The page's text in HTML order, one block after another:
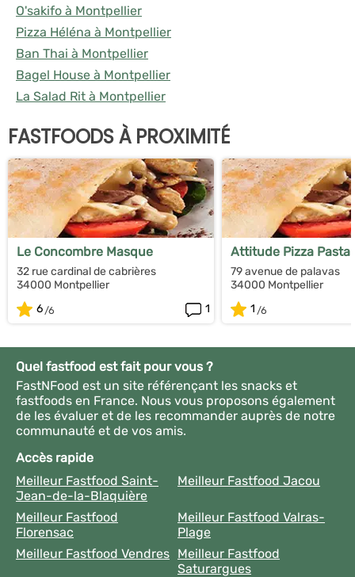
O'sakifo à Montpellier
Pizza Héléna à Montpellier
Ban Thai à Montpellier
Bagel House à Montpellier
La Salad Rit à Montpellier
FASTFOODS À PROXIMITÉ
Le Concombre Masque
32 rue cardinal de cabrières
34000 Montpellier
6
1
Attitude Pizza Pasta
79 avenue de palavas
34000 Montpellier
1
Quel fastfood est fait pour vous ?
FastNFood est un site référençant les snacks et
fastfoods en France. Nous vous proposons également
de les évaluer et de les recommander auprès de notre
communauté et de vos amis.
Accès rapide
Meilleur Fastfood Saint-
Jean-de-la-Blaquière
Meilleur Fastfood Jacou
Meilleur Fastfood
Florensac
Meilleur Fastfood Valras-
Plage
Meilleur Fastfood Vendres Meilleur Fastfood
Saturargues